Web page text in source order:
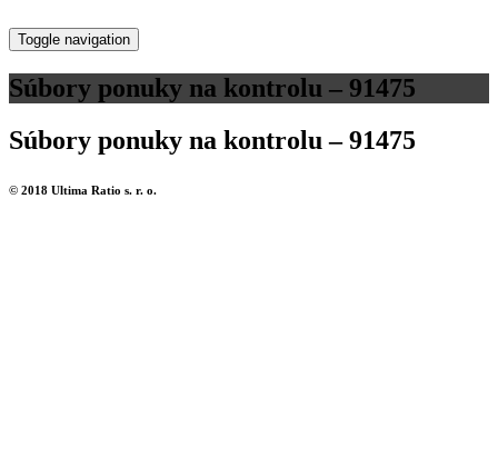
Toggle navigation
Súbory ponuky na kontrolu – 91475
Súbory ponuky na kontrolu – 91475
© 2018 Ultima Ratio s. r. o.